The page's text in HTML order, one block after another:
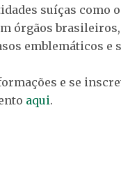
suíças como
órgãos
emblemáticos
e se
aqui.